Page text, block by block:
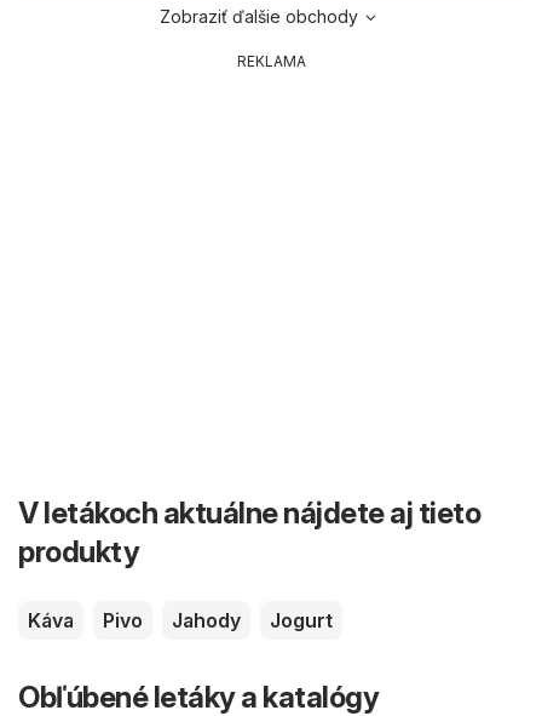
Zobraziť ďalšie obchody
REKLAMA
V letákoch aktuálne nájdete aj tieto
produkty
Káva Pivo Jahody Jogurt
Obľúbené letáky a katalógy